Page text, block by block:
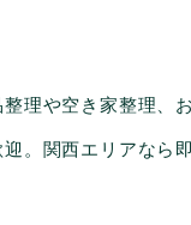
理や空き家整理、
。関西エリアなら